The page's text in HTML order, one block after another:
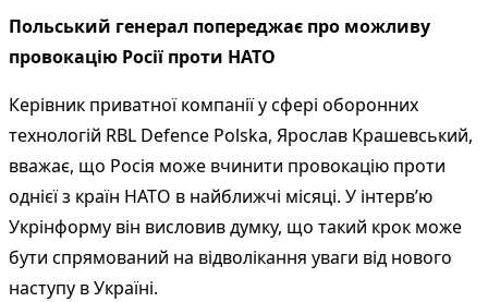
Польський генерал попереджає про можливу
провокацію Росії проти НАТО
Керівник приватної компанії у сфері оборонних
технологій RBL Defence Polska, Ярослав Крашевський,
вважає, що Росія може вчинити провокацію проти
однієї з країн НАТО в найближчі місяці. У інтерв’ю
Укрінформу він висловив думку, що такий крок може
бути спрямований на відволікання уваги від нового
наступу в Україні.